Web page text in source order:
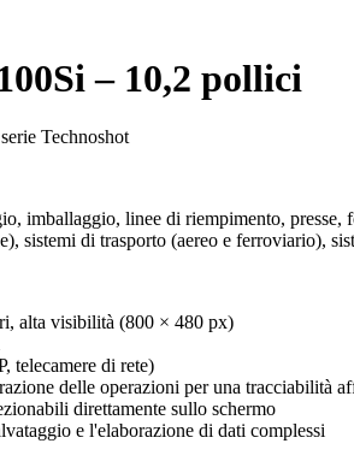
– 10,2 pollici
Technoshot
imballaggio, linee di riempimento,
sistemi di trasporto (aereo e ferroviario),
alta visibilità (800 × 480 px)
telecamere di rete)
delle operazioni per una tracciabilità
direttamente sullo schermo
e l'elaborazione di dati complessi